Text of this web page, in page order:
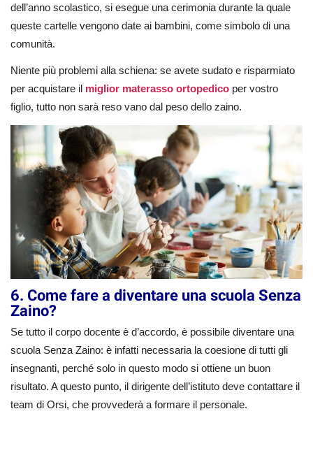
dell’anno scolastico, si esegue una cerimonia durante la quale
queste cartelle vengono date ai bambini, come simbolo di una
comunità.
Niente più problemi alla schiena: se avete sudato e risparmiato
per acquistare il miglior materasso ortopedico per vostro
figlio, tutto non sarà reso vano dal peso dello zaino.
6. Come fare a diventare una scuola Senza
Zaino?
Se tutto il corpo docente è d’accordo, è possibile diventare una
scuola Senza Zaino: è infatti necessaria la coesione di tutti gli
insegnanti, perché solo in questo modo si ottiene un buon
risultato. A questo punto, il dirigente dell’istituto deve contattare il
team di Orsi, che provvederà a formare il personale.